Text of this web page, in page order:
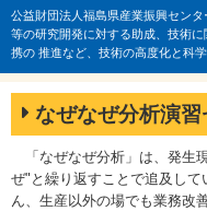
公益財団法人福島県産業振興センタ
等の研究開発に対する助成、技術
携の 推進など、技術の高度化と科
なぜなぜ分析演
「なぜなぜ分析」は、発生
ぜ"と繰り返すことで追及し
ん、生産以外の場でも業務改